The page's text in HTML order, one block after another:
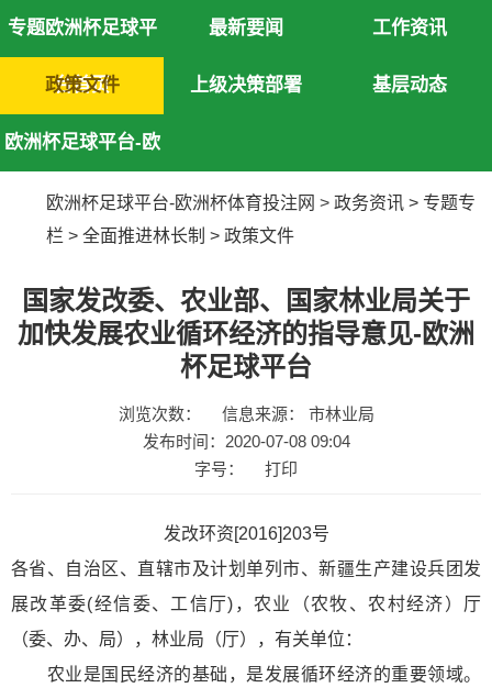
专题欧洲杯足球平
台首页
最新要闻 工作资讯
政策文件 上级决策部署 基层动态
欧洲杯足球平台-欧
洲杯体育投注网
欧洲杯足球平台-欧洲杯体育投注网 > 政务资讯 > 专题专
栏 > 全面推进林长制 > 政策文件
国家发改委、农业部、国家林业局关于
加快发展农业循环经济的指导意见-欧洲
杯足球平台
浏览次数：
信息来源： 市林业局
发布时间：2020-07-08 09:04
字号：
打印
发改环资[2016]203号
各省、自治区、直辖市及计划单列市、新疆生产建设兵团发
展改革委(经信委、工信厅)，农业（农牧、农村经济）厅
（委、办、局），林业局（厅），有关单位：
农业是国民经济的基础，是发展循环经济的重要领域。